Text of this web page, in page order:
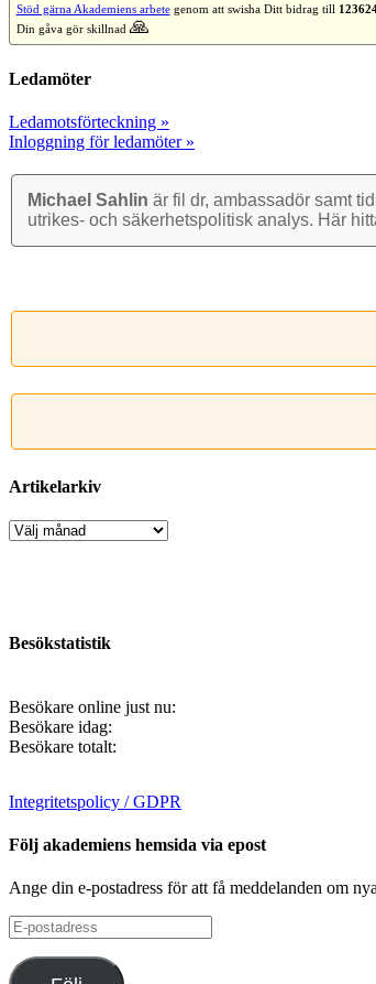
Stöd gärna Akademiens arbetegenom att swisha Ditt bidrag till
Din gåva gör skillnad 🙏
Ledamöter
Ledamotsförteckning »
Inloggning för ledamöter »
Michael Sahlin är fil dr, ambassadör samt
utrikes- och säkerhets­politisk analys. Här
Artikelarkiv
Artikelarkiv
Besökstatistik
Besökare online just nu:
Besökare idag:
Besökare totalt:
Integritetspolicy / GDPR
Följ akademiens hemsida via epost
Ange din e-postadress för att få meddelanden om
E-
postadress